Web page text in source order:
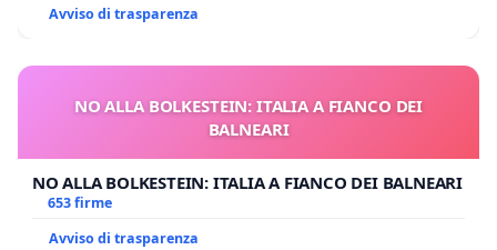
Avviso di trasparenza
NO ALLA BOLKESTEIN: ITALIA A FIANCO DEI
BALNEARI
NO ALLA BOLKESTEIN: ITALIA A FIANCO DEI BALNEARI
653 firme
Avviso di trasparenza